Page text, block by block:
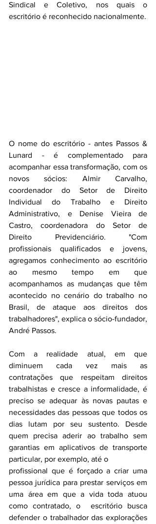
Sindical e Coletivo, nos quais o
escritório é reconhecido nacionalmente.
O nome do escritório - antes Passos &
Lunard - é complementado para
acompanhar essa transformação, com os
novos sócios: Almir Carvalho,
coordenador do Setor de Direito
Individual do Trabalho e Direito
Administrativo, e Denise Vieira de
Castro, coordenadora do Setor de
Direito Previdenciário. "Com
profissionais qualificados e jovens,
agregamos conhecimento ao escritório
ao mesmo tempo em que
acompanhamos as mudanças que têm
acontecido no cenário do trabalho no
Brasil, de ataque aos direitos dos
trabalhadores", explica o sócio-fundador,
André Passos.
Com a realidade atual, em que
diminuem cada vez mais as
contratações que respeitam direitos
trabalhistas e cresce a informalidade, é
preciso se adequar às novas pautas e
necessidades das pessoas que todos os
dias lutam por seu sustento. Desde
quem precisa aderir ao trabalho sem
garantias em aplicativos de transporte
particular, por exemplo, até o
profissional que é forçado a criar uma
pessoa jurídica para prestar serviços em
uma área em que a vida toda atuou
como contratado, o  escritório busca
defender o trabalhador das explorações